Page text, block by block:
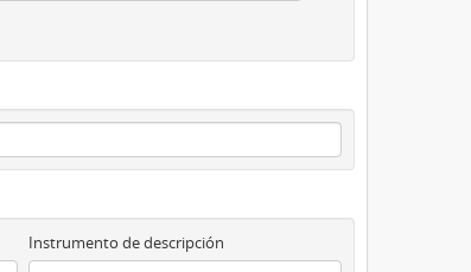
Instrumento de descripción